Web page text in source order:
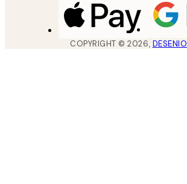
COPYRIGHT ©2026, DESENIO